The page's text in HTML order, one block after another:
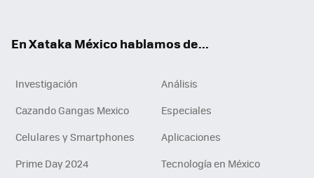
En Xataka México hablamos de...
Investigación
Análisis
Cazando Gangas Mexico
Especiales
Celulares y Smartphones
Aplicaciones
Prime Day 2024
Tecnología en México